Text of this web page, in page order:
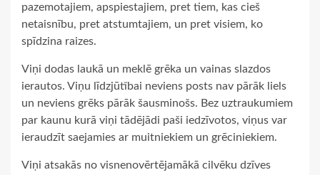
pazemotajiem, apspiestajiem, pret tiem, kas cieš
netaisnību, pret atstumtajiem, un pret visiem, ko
spīdzina raizes.
Viņi dodas laukā un meklē grēka un vainas slazdos
ierautos. Viņu līdzjūtībai neviens posts nav pārāk liels
un neviens grēks pārāk šausminošs. Bez uztraukumiem
par kaunu kurā viņi tādējādi paši iedzīvotos, viņus var
ieraudzīt saejamies ar muitniekiem un grēciniekiem.
Viņi atsakās no visnenovērtējamākā cilvēku dzīves